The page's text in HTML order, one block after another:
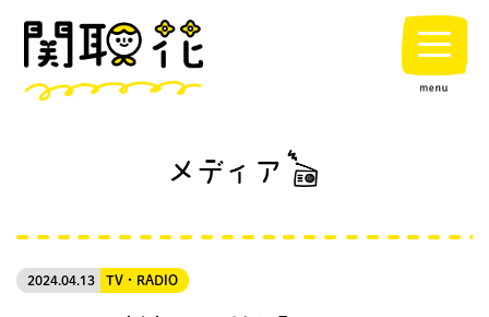
2024.04.13 TV・RADIO